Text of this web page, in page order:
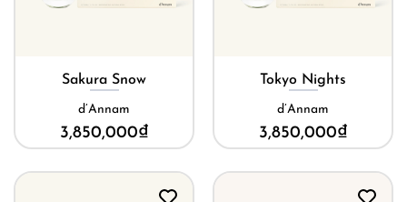
Sakura Snow
d’Annam
3,850,000₫
Tokyo Nights
d’Annam
3,850,000₫